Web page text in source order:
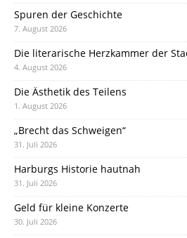
Spuren der Geschichte
7. August 2026
Die literarische Herzkammer der
4. August 2026
Die Ästhetik des Teilens
1. August 2026
„Brecht das Schweigen“
31. Juli 2026
Harburgs Historie hautnah
31. Juli 2026
Geld für kleine Konzerte
30. Juli 2026